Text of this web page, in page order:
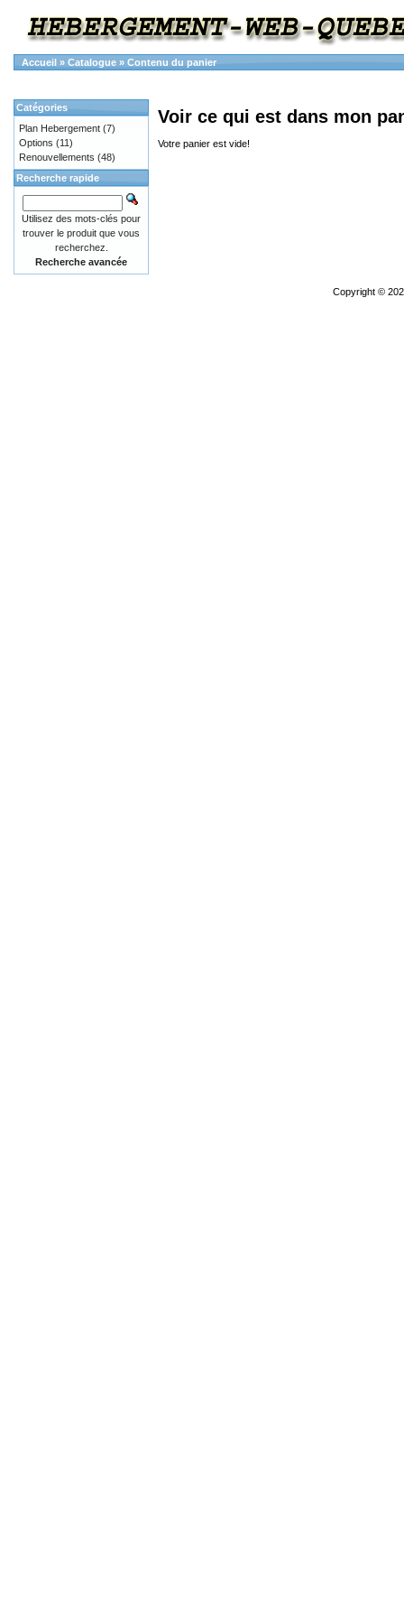
Accueil » Catalogue » Contenu du panier
Voir ce qui est dans mon
Votre panier est vide!
Catégories
Plan Hebergement (7)
Options (11)
Renouvellements (48)
Recherche rapide
Utilisez des mots-clés pour
trouver le produit que vous
recherchez.
Recherche avancée
Copyright ©